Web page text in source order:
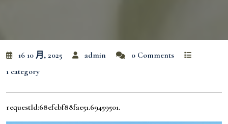
16 10 月, 2025 admin
0 Comments
1 category
requestId:68efcbf88fae51.69459501.